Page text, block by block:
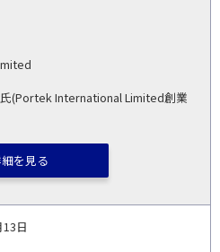
(Portek International Limited創業
を見る
日